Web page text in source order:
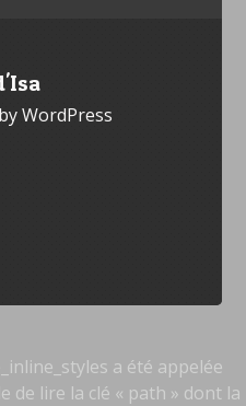
WordPress
a été appelée
de lire la clé « path » dont la